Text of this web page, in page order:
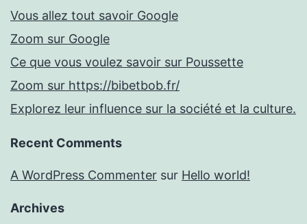
Vous allez tout savoir Google
Zoom sur Google
Ce que vous voulez savoir sur Poussette
Zoom sur https://bibetbob.fr/
Explorez leur influence sur la société et la culture.
Recent Comments
A WordPress Commenter sur Hello world!
Archives